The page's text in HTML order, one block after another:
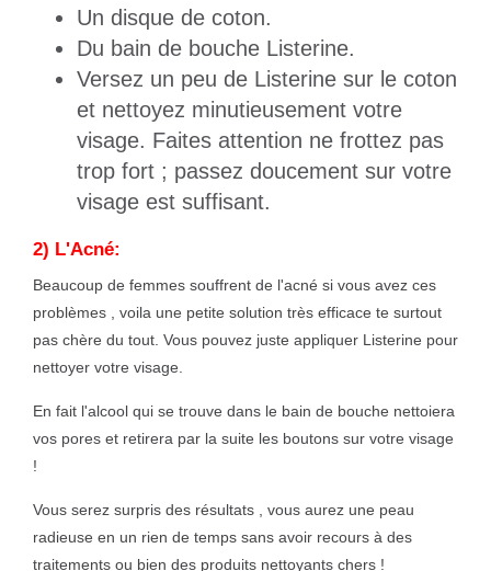
Un disque de coton.
Du bain de bouche Listerine.
Versez un peu de Listerine sur le coton
et nettoyez minutieusement votre
visage. Faites attention ne frottez pas
trop fort ; passez doucement sur votre
visage est suffisant.
2) L'Acné:
Beaucoup de femmes souffrent de l'acné si vous avez ces
problèmes , voila une petite solution très efficace te surtout
pas chère du tout. Vous pouvez juste appliquer Listerine pour
nettoyer votre visage.
En fait l'alcool qui se trouve dans le bain de bouche nettoiera
vos pores et retirera par la suite les boutons sur votre visage
!
Vous serez surpris des résultats , vous aurez une peau
radieuse en un rien de temps sans avoir recours à des
traitements ou bien des produits nettoyants chers !